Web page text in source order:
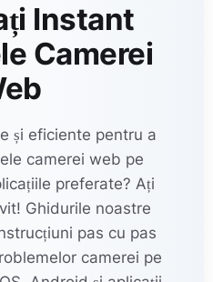
Instant
Camerei
și eficiente pentru a
camerei web pe
preferate? Ați
Ghidurile noastre
pas cu pas
camerei pe